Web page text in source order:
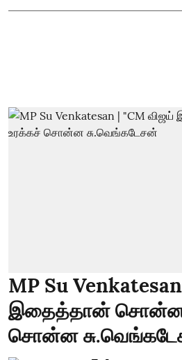
MP Su
இதைத்தான்
சொன்ன